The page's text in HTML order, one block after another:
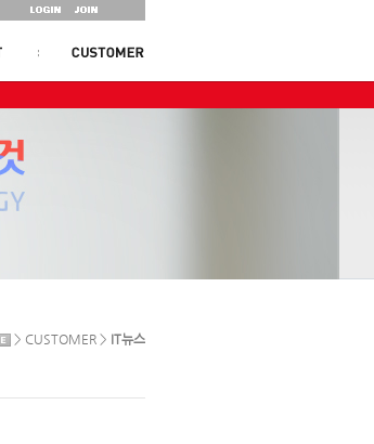
> CUSTOMER > IT뉴스